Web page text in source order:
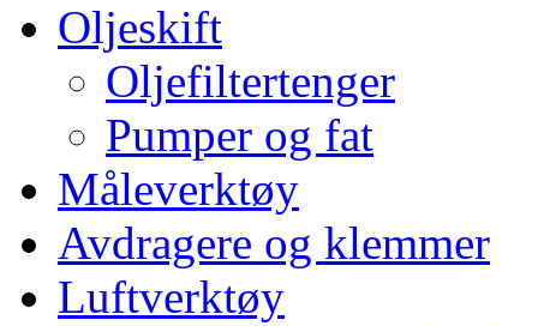
Oljeskift
Oljefiltertenger
Pumper og fat
Måleverktøy
Avdragere og klemmer
Luftverktøy